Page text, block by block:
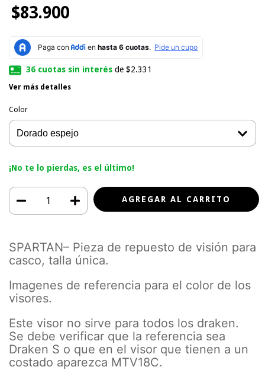
$83.900
36cuotas sin interésde $2.331
Ver más detalles
Color
¡No te lo pierdas, es el último!
SPARTAN– Pieza de repuesto de visión para
casco, talla única.
Imagenes de referencia para el color de los
visores.
Este visor no sirve para todos los draken.
Se debe verificar que la referencia sea
Draken S o que en el visor que tienen a un
costado aparezca MTV18C.